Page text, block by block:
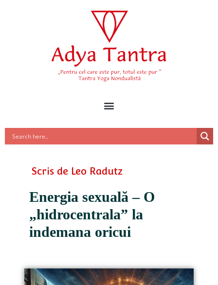
Scris de Leo Radutz
Energia sexuală – O
„hidrocentrala” la
indemana oricui